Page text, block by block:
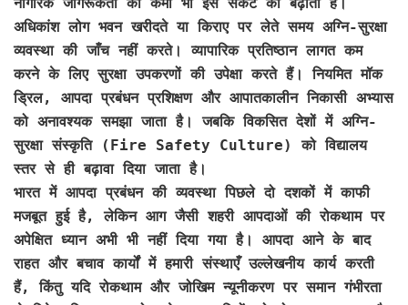
अधिकांश लोग भवन खरीदते या किराए पर लेते समय अग्नि-सुरक्षा
व्यवस्था की जाँच नहीं करते। व्यापारिक प्रतिष्ठान लागत कम
करने के लिए सुरक्षा उपकरणों की उपेक्षा करते हैं। नियमित मॉक
ड्रिल, आपदा प्रबंधन प्रशिक्षण और आपातकालीन निकासी अभ्यास
को अनावश्यक समझा जाता है। जबकि विकसित देशों में अग्नि-
सुरक्षा संस्कृति (Fire Safety Culture) को विद्यालय
स्तर से ही बढ़ावा दिया जाता है।
भारत में आपदा प्रबंधन की व्यवस्था पिछले दो दशकों में काफी
मजबूत हुई है, लेकिन आग जैसी शहरी आपदाओं की रोकथाम पर
अपेक्षित ध्यान अभी भी नहीं दिया गया है। आपदा आने के बाद
राहत और बचाव कार्यों में हमारी संस्थाएँ उल्लेखनीय कार्य करती
हैं, किंतु यदि रोकथाम और जोखिम न्यूनीकरण पर समान गंभीरता